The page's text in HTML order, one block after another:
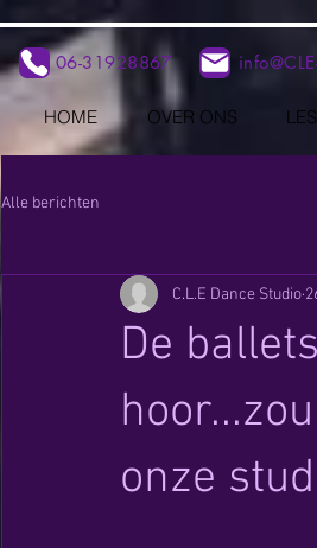
06-31928867
HOME OVER ONS
Alle berichten
De
onze
C.L.E Dance Studio